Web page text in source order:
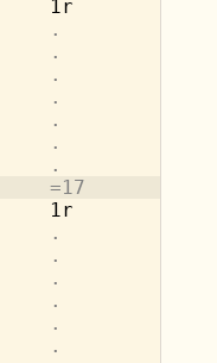
1r
.
.
.           .
.
.
.
.
=17
1r
.
.
.
.
.           .
.           .